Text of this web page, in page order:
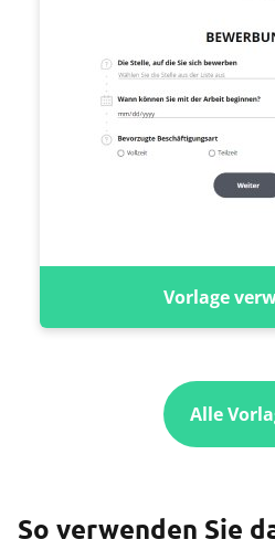
Vorlage
Alle
So verwenden Sie